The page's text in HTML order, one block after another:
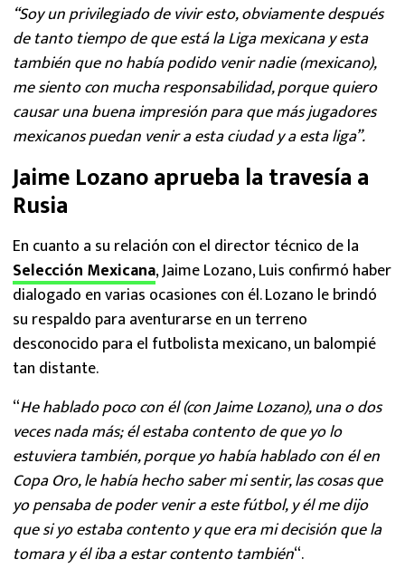
“Soy un privilegiado de vivir esto, obviamente después
de tanto tiempo de que está la Liga mexicana y esta
también que no había podido venir nadie (mexicano),
me siento con mucha responsabilidad, porque quiero
causar una buena impresión para que más jugadores
mexicanos puedan venir a esta ciudad y a esta liga”.
Jaime Lozano aprueba la travesía a
Rusia
En cuanto a su relación con el director técnico de la
Selección Mexicana, Jaime Lozano, Luis confirmó haber
dialogado en varias ocasiones con él. Lozano le brindó
su respaldo para aventurarse en un terreno
desconocido para el futbolista mexicano, un balompié
tan distante.
“He hablado poco con él (con Jaime Lozano), una o dos
veces nada más; él estaba contento de que yo lo
estuviera también, porque yo había hablado con él en
Copa Oro, le había hecho saber mi sentir, las cosas que
yo pensaba de poder venir a este fútbol, y él me dijo
que si yo estaba contento y que era mi decisión que la
tomara y él iba a estar contento también“.